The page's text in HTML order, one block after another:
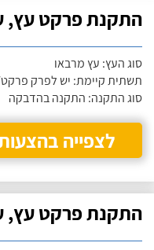
התקנת פרקט עץ,
סוג העץ: עץ מרבאו
תשתית קיימת: יש לפרק
סוג התקנה: התקנה בהדבקה
לצפייה
התקנת פרקט עץ,